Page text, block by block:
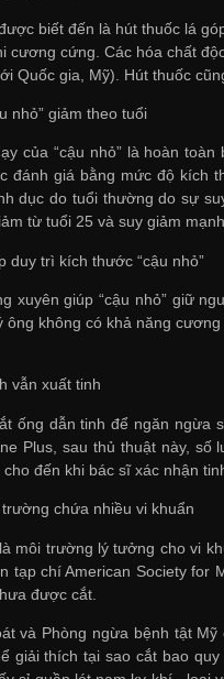
biết đến là hút thuốc lá
cương cứng. Các hóa chất
Quốc gia, Mỹ). Hút thuốc
nhỏ” giảm theo tuổi
của “cậu nhỏ” là hoàn
đánh giá bằng mức độ kích
dục do tuổi thường do sự
từ tuổi 25 và suy giảm
duy trì kích thước “cậu nhỏ”
xuyên giúp “cậu nhỏ” giữ
không có khả năng
vẫn xuất tinh
ống dẫn tinh để ngăn ngừa
Plus, sau thủ thuật này,
đến khi bác sĩ xác nhận
chứa nhiều vi khuẩn
môi trường lý tưởng cho vi
tạp chí American Society
được cắt.
và Phòng ngừa bệnh tật
giải thích tại sao cắt bao